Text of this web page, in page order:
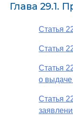
Глава 29.1.
Статья
Статья
Статья
о выдаче
Статья